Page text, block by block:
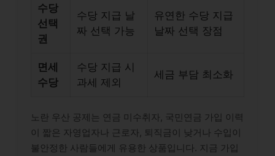
수당
선택
권
수당 지급 날
짜 선택 가능
유연한 수당 지급
날짜 선택 장점
면세
수당
수당 지급 시
과세 제외
세금 부담 최소화
노란 우산 공제는 연금 미수취자, 국민연금 가입 이력
이 짧은 자영업자나 근로자, 퇴직금이 낮거나 수입이
불안정한 사람들에게 유용한 상품입니다. 지금 가입